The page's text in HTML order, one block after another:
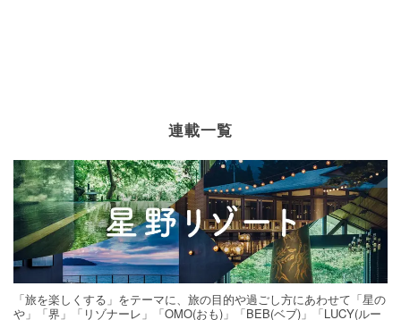
連載一覧
「旅を楽しくする」をテーマに、旅の目的や過ごし方にあわせて「星の
や」「界」「リゾナーレ」「OMO(おも)」「BEB(ベブ)」「LUCY(ルー